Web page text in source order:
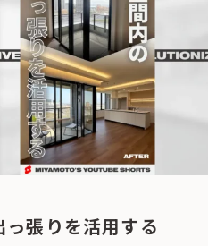
張りを活用する